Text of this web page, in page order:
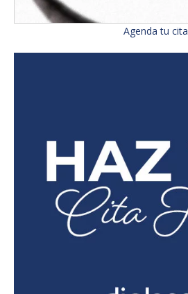
Agenda tu cita